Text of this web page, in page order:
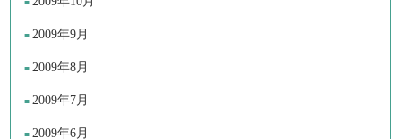
2009年9月
2009年8月
2009年7月
2009年6月